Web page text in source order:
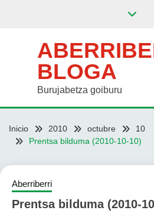
BLOGA
Burujabetza goiburu
Inicio 2010 octubre
10
Prentsa bilduma (2010-10-10)
Aberriberri
Prentsa bilduma (2010-